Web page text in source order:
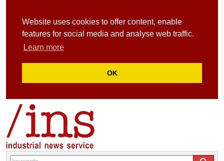
Website uses cookies to offer content, enable
features for social media and analyse web traffic.
Learn more
OK